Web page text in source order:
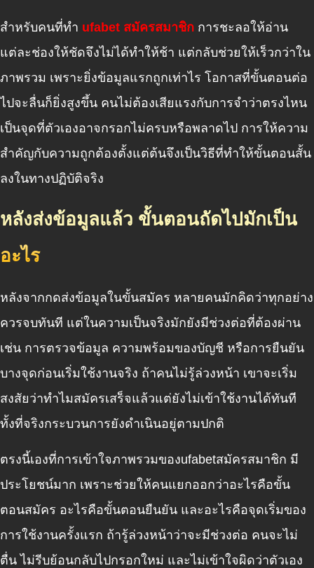
สำหรับคนที่ทำ ufabet สมัครสมาชิก การชะลอให้อ่าน
แต่ละช่องให้ชัดจึงไม่ได้ทำให้ช้า แต่กลับช่วยให้เร็วกว่าใน
ภาพรวม เพราะยิ่งข้อมูลแรกถูกเท่าไร โอกาสที่ขั้นตอนต่อ
ไปจะลื่นก็ยิ่งสูงขึ้น คนไม่ต้องเสียแรงกับการจำว่าตรงไหน
เป็นจุดที่ตัวเองอาจกรอกไม่ครบหรือพลาดไป การให้ความ
สำคัญกับความถูกต้องตั้งแต่ต้นจึงเป็นวิธีที่ทำให้ขั้นตอนสั้น
ลงในทางปฏิบัติจริง
หลังส่งข้อมูลแล้ว ขั้นตอนถัดไปมักเป็น
อะไร
หลังจากกดส่งข้อมูลในขั้นสมัคร หลายคนมักคิดว่าทุกอย่าง
ควรจบทันที แต่ในความเป็นจริงมักยังมีช่วงต่อที่ต้องผ่าน
เช่น การตรวจข้อมูล ความพร้อมของบัญชี หรือการยืนยัน
บางจุดก่อนเริ่มใช้งานจริง ถ้าคนไม่รู้ล่วงหน้า เขาจะเริ่ม
สงสัยว่าทำไมสมัครเสร็จแล้วแต่ยังไม่เข้าใช้งานได้ทันที
ทั้งที่จริงกระบวนการยังดำเนินอยู่ตามปกติ
ตรงนี้เองที่การเข้าใจภาพรวมของufabetสมัครสมาชิก มี
ประโยชน์มาก เพราะช่วยให้คนแยกออกว่าอะไรคือขั้น
ตอนสมัคร อะไรคือขั้นตอนยืนยัน และอะไรคือจุดเริ่มของ
การใช้งานครั้งแรก ถ้ารู้ล่วงหน้าว่าจะมีช่วงต่อ คนจะไม่
ตื่น ไม่รีบย้อนกลับไปกรอกใหม่ และไม่เข้าใจผิดว่าตัวเอง